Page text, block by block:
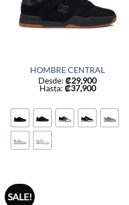
HOMBRE CENTRAL
Desde: ₡29,900
Hasta: ₡37,900
SALE!